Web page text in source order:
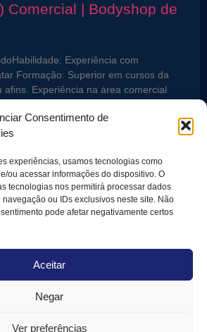
Consentimento de
experiências, usamos tecnologias como
ou acessar informações do dispositivo. O
tecnologias nos permitirá processar dados
ou IDs exclusivos neste site. Não
pode afetar negativamente certos
Aceitar
Negar
Ver preferências
Comercial | Bodyshop de
Experiência com
Formação: Superior em cursos da
afins. Experiência na área comercial
andar